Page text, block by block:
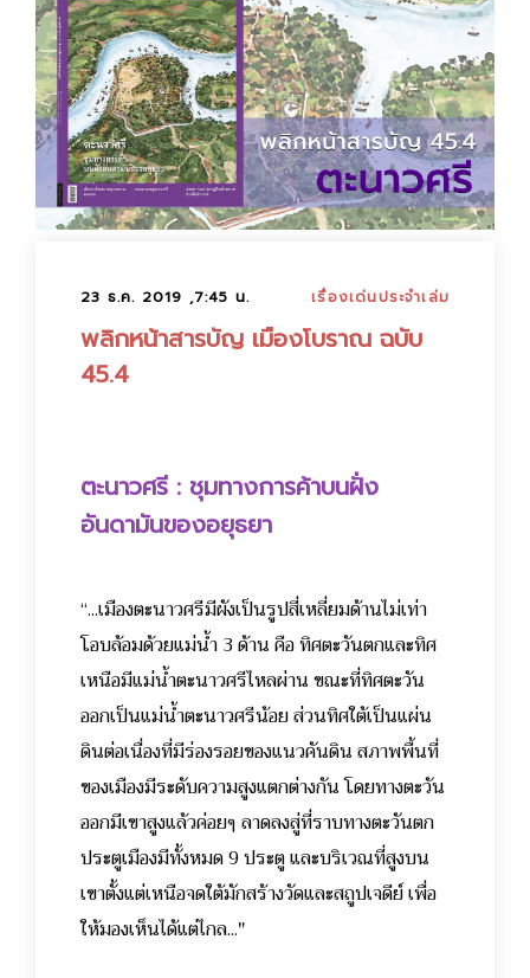
23 ธ.ค. 2019 ,7:45 น. เรื่องเด่นประจำเล่ม
พลิกหน้าสารบัญ เมืองโบราณ ฉบับ
45.4
ตะนาวศรี : ชุมทางการค้าบนฝั่ง
อันดามันของอยุธยา
“...เมืองตะนาวศรีมีผังเป็นรูปสี่เหลี่ยมด้านไม่เท่า
โอบล้อมด้วยแม่น้ำ 3 ด้าน คือ ทิศตะวันตกและทิศ
เหนือมีแม่น้ำตะนาวศรีไหลผ่าน ขณะที่ทิศตะวัน
ออกเป็นแม่น้ำตะนาวศรีน้อย ส่วนทิศใต้เป็นแผ่น
ดินต่อเนื่องที่มีร่องรอยของแนวคันดิน สภาพพื้นที่
ของเมืองมีระดับความสูงแตกต่างกัน โดยทางตะวัน
ออกมีเขาสูงแล้วค่อยๆ ลาดลงสู่ที่ราบทางตะวันตก
ประตูเมืองมีทั้งหมด 9 ประตู และบริเวณที่สูงบน
เขาตั้งแต่เหนือจดใต้มักสร้างวัดและสถูปเจดีย์ เพื่อ
ให้มองเห็นได้แต่ไกล..."